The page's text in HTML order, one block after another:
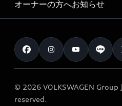
車両比較
カタログ一覧
アウディナビアプリ
メンテナンス
車検 / 定期点検
e-tronアフターサポート
myAudi
Audi認定中古車
クオリティ
保証
メンテナンス
オーナーの方へお知らせ
お知らせ
オーナー様向けキャンペーン
特定整備適用車一覧
© 2026 VOLKSWAGEN
reserved.